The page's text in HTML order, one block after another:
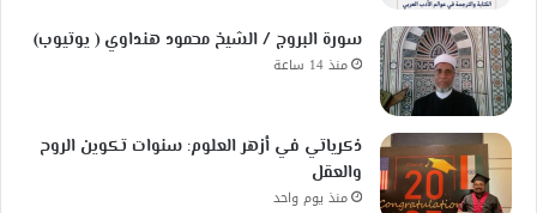
سورة البروج / الشيخ محمود هنداوي ( يوتيوب)
منذ 14 ساعة
ذكرياتي في أزهر العلوم: سنوات تكوين الروح
والعقل
منذ يوم واحد